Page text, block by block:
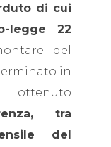
di cui
legge 22
del
in
ottenuto
tra
del